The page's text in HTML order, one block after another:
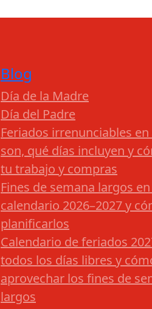
Blog
Día de la Madre
Día del Padre
Feriados irrenunciables
son, qué días incluyen y
tu trabajo y compras
Fines de semana largos
calendario 2026–2027 y
planificarlos
Calendario de feriados
todos los días libres y
aprovechar los fines de
largos